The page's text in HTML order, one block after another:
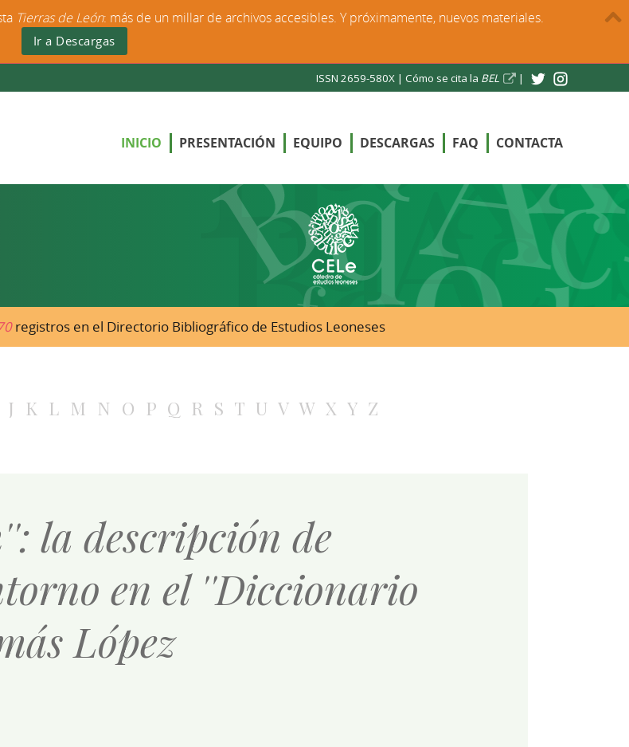
ISSN 2659-580X | Cómo se cita la BEL |
INICIO PRESENTACIÓN EQUIPO DESCARGAS FAQ CONTACTA
registros en el Directorio Bibliográfico de Estudios Leoneses
J K L M N O P Q R S T U V W X Y Z
la descripción de
en el ''Diccionario
López
Tierras de León: más de un millar de archivos accesibles. Y próximamente, nuevos materiales.
Ir a Descargas